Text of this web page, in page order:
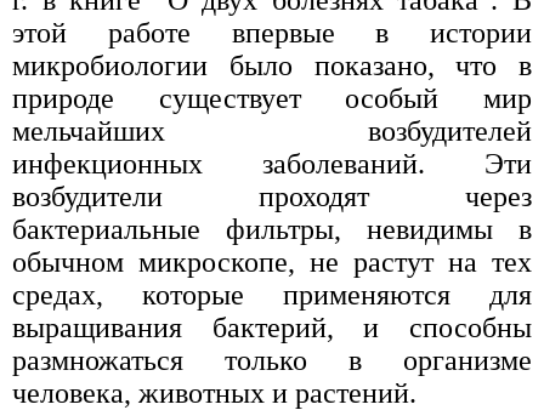
этой работе впервые в истории
микробиологии было показано, что в
природе существует особый мир
мельчайших возбудителей
инфекционных заболеваний. Эти
возбудители проходят через
бактериальные фильтры, невидимы в
обычном микроскопе, не растут на тех
средах, которые применяются для
выращивания бактерий, и способны
размножаться только в организме
человека, животных и растений.